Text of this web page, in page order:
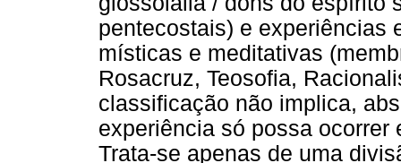
pentecostais) e experiências
místicas e meditativas
Rosacruz, Teosofia,
classificação não implica,
experiência só possa ocorrer
Trata-se apenas de uma